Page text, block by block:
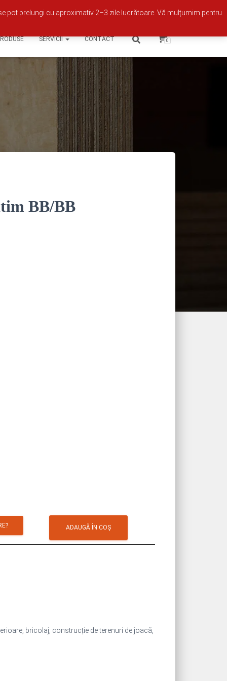
pot prelungi cu aproximativ 2–3 zile lucrătoare. Vă mulțumim pentru
Contul meu
SERVICII CONTACT 0
BB/BB
ADAUGĂ ÎN COȘ
bricolaj, construcție de terenuri de joacă,